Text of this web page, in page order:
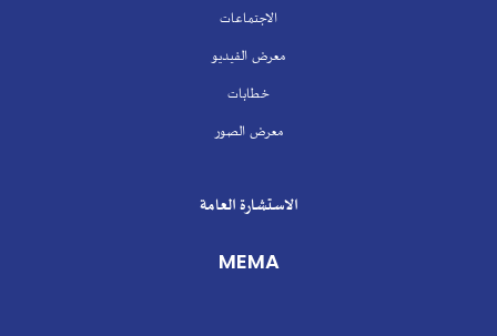
الاجتماعات
معرض الفيديو
خطابات
معرض الصور
الاستشارة العامة
MEMA